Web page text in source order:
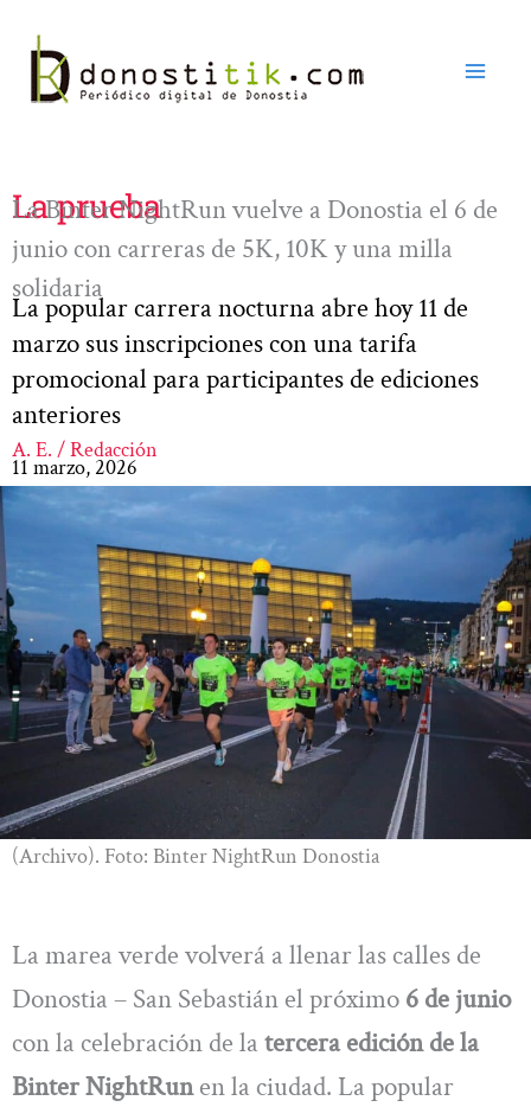
contenido
La prueba
La Binter NightRun vuelve a Donostia el 6 de
junio con carreras de 5K, 10K y una milla
solidaria
La popular carrera nocturna abre hoy 11 de
marzo sus inscripciones con una tarifa
promocional para participantes de ediciones
anteriores
A. E. / Redacción
11 marzo, 2026
(Archivo). Foto: Binter NightRun Donostia
La marea verde volverá a llenar las calles de
Donostia – San Sebastián el próximo 6 de junio
con la celebración de la tercera edición de la
Binter NightRunen la ciudad. La popular